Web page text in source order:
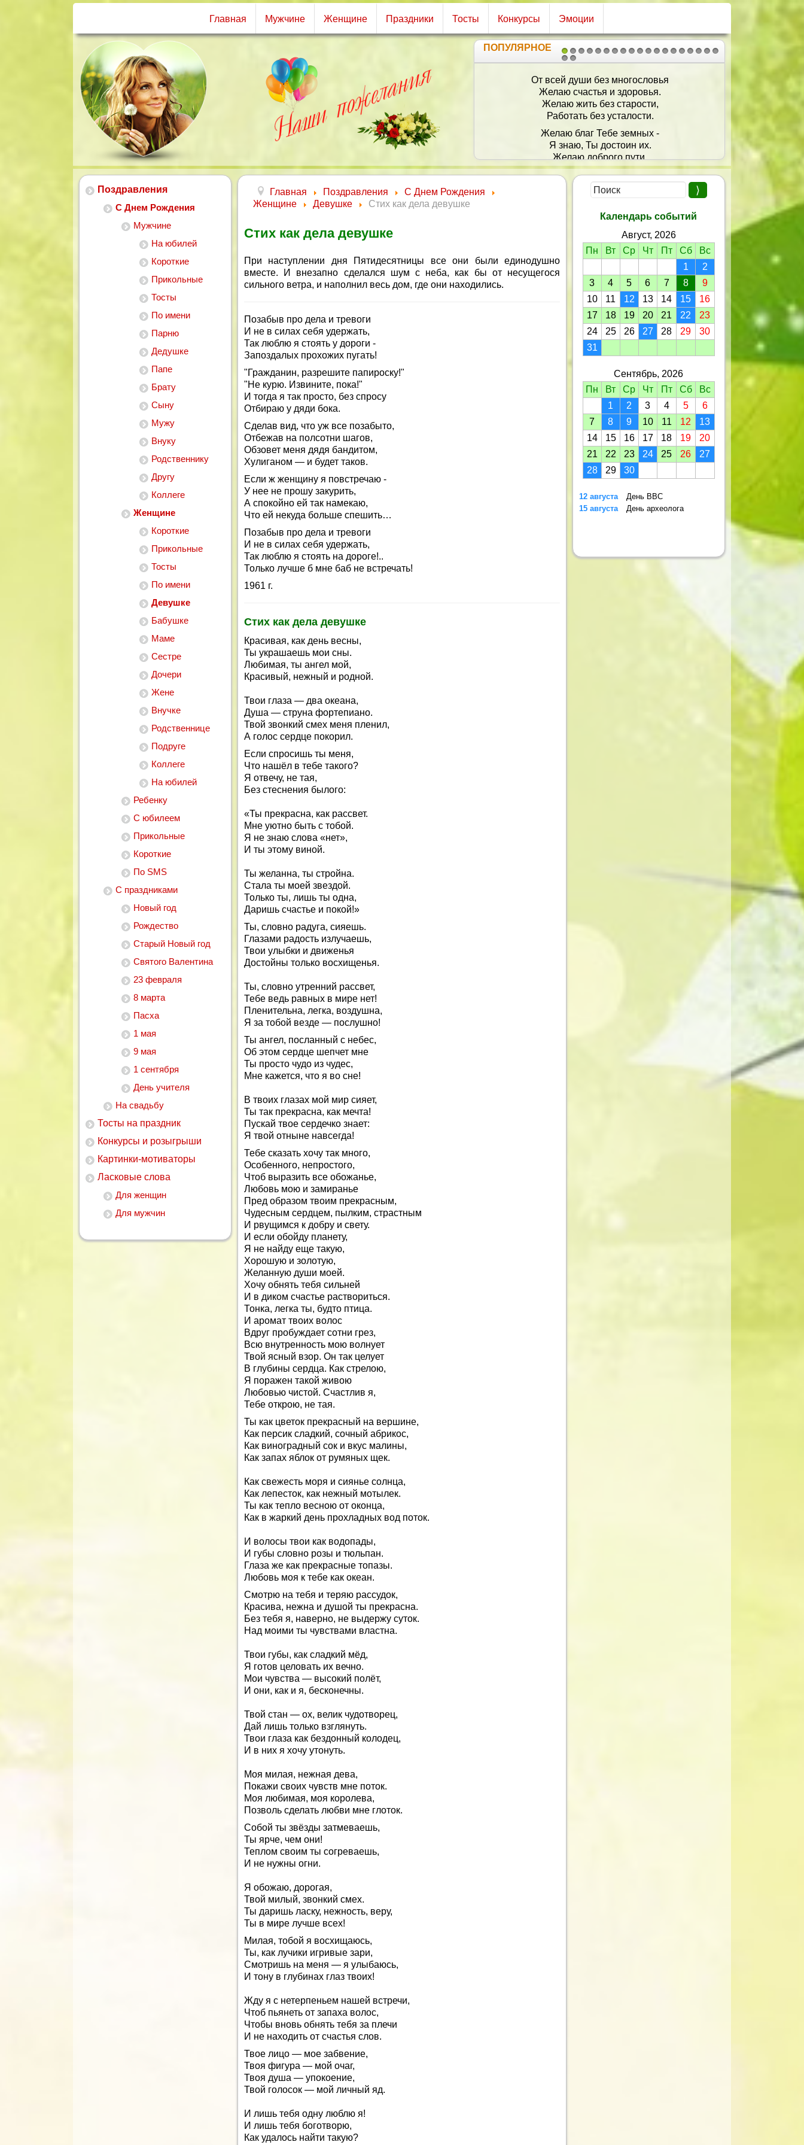
Главная Мужчине Женщине Праздники Тосты Конкурсы Эмоции
1 2
2021
ПОПУЛЯРНОЕ
Будь самой веселой и самой счастливой,
Хорошей и нежной и самой красивой
Будь самой внимательной, самой любимой,
Простой, обаятельной, неповторимой,
И доброй, и строгой, и слабой, и сильной,
Пусть беды уходят с дороги в бессилье.
Пусть сбудется все, что ты хочешь сама.
Любви тебе, веры, надежды, добра!
Поздравления
С Днем Рождения
Мужчине
На юбилей
Короткие
Прикольные
Тосты
По имени
Парню
Дедушке
Папе
Брату
Сыну
Мужу
Внуку
Родственнику
Другу
Коллеге
Женщине
Короткие
Прикольные
Тосты
По имени
Девушке
Бабушке
Маме
Сестре
Дочери
Жене
Внучке
Родственнице
Подруге
Коллеге
На юбилей
Ребенку
С юбилеем
Прикольные
Короткие
По SMS
С праздниками
Новый год
Рождество
Старый Новый год
Святого Валентина
23 февраля
8 марта
Пасха
1 мая
9 мая
1 сентября
День учителя
На свадьбу
Тосты на праздник
Конкурсы и розыгрыши
Картинки-мотиваторы
Ласковые слова
Для женщин
Для мужчин
Главная Поздравления
С Днем Рождения
Женщине
Девушке Стих как дела девушке
Стих как дела девушке
При наступлении дня Пятидесятницы все они были единодушно
вместе. И внезапно сделался шум с неба, как бы от несущегося
сильного ветра, и наполнил весь дом, где они находились.
Позабыв про дела и тревоги
И не в силах себя удержать,
Так люблю я стоять у дороги -
Запоздалых прохожих пугать!
"Гражданин, разрешите папироску!"
"Не курю. Извините, пока!"
И тогда я так просто, без спросу
Отбираю у дяди бока.
Сделав вид, что уж все позабыто,
Отбежав на полсотни шагов,
Обзовет меня дядя бандитом,
Хулиганом — и будет таков.
Если ж женщину я повстречаю -
У нее не прошу закурить,
А спокойно ей так намекаю,
Что ей некуда больше спешить…
Позабыв про дела и тревоги
И не в силах себя удержать,
Так люблю я стоять на дороге!..
Только лучше б мне баб не встречать!
1961 г.
Стих как дела девушке
Красивая, как день весны,
Ты украшаешь мои сны.
Любимая, ты ангел мой,
Красивый, нежный и родной.
Твои глаза — два океана,
Душа — струна фортепиано.
Твой звонкий смех меня пленил,
А голос сердце покорил.
Если спросишь ты меня,
Что нашёл в тебе такого?
Я отвечу, не тая,
Без стеснения былого:
«Ты прекрасна, как рассвет.
Мне уютно быть с тобой.
Я не знаю слова «нет»,
И ты этому виной.
Ты желанна, ты стройна.
Стала ты моей звездой.
Только ты, лишь ты одна,
Даришь счастье и покой!»
Ты, словно радуга, сияешь.
Глазами радость излучаешь,
Твои улыбки и движенья
Достойны только восхищенья.
Ты, словно утренний рассвет,
Тебе ведь равных в мире нет!
Пленительна, легка, воздушна,
Я за тобой везде — послушно!
Ты ангел, посланный с небес,
Об этом сердце шепчет мне
Ты просто чудо из чудес,
Мне кажется, что я во сне!
В твоих глазах мой мир сияет,
Ты так прекрасна, как мечта!
Пускай твое сердечко знает:
Я твой отныне навсегда!
Тебе сказать хочу так много,
Особенного, непростого,
Чтоб выразить все обожанье,
Любовь мою и замиранье
Пред образом твоим прекрасным,
Чудесным сердцем, пылким, страстным
И рвущимся к добру и свету.
И если обойду планету,
Я не найду еще такую,
Хорошую и золотую,
Желанную души моей.
Хочу обнять тебя сильней
И в диком счастье раствориться.
Тонка, легка ты, будто птица.
И аромат твоих волос
Вдруг пробуждает сотни грез,
Всю внутренность мою волнует
Твой ясный взор. Он так целует
В глубины сердца. Как стрелою,
Я поражен такой живою
Любовью чистой. Счастлив я,
Тебе открою, не тая.
Ты как цветок прекрасный на вершине,
Как персик сладкий, сочный абрикос,
Как виноградный сок и вкус малины,
Как запах яблок от румяных щек.
Как свежесть моря и сиянье солнца,
Как лепесток, как нежный мотылек.
Ты как тепло весною от оконца,
Как в жаркий день прохладных вод поток.
И волосы твои как водопады,
И губы словно розы и тюльпан.
Глаза же как прекрасные топазы.
Любовь моя к тебе как океан.
Смотрю на тебя и теряю рассудок,
Красива, нежна и душой ты прекрасна.
Без тебя я, наверно, не выдержу суток.
Над моими ты чувствами властна.
Твои губы, как сладкий мёд,
Я готов целовать их вечно.
Мои чувства — высокий полёт,
И они, как и я, бесконечны.
Твой стан — ох, велик чудотворец,
Дай лишь только взглянуть.
Твои глаза как бездонный колодец,
И в них я хочу утонуть.
Моя милая, нежная дева,
Покажи своих чувств мне поток.
Моя любимая, моя королева,
Позволь сделать любви мне глоток.
Собой ты звёзды затмеваешь,
Ты ярче, чем они!
Теплом своим ты согреваешь,
И не нужны огни.
Я обожаю, дорогая,
Твой милый, звонкий смех.
Ты даришь ласку, нежность, веру,
Ты в мире лучше всех!
Милая, тобой я восхищаюсь,
Ты, как лучики игривые зари,
Смотришь на меня — я улыбаюсь,
И тону в глубинах глаз твоих!
Жду я с нетерпеньем нашей встречи,
Чтоб пьянеть от запаха волос,
Чтобы вновь обнять тебя за плечи
И не находить от счастья слов.
Твое лицо — мое забвение,
Твоя фигура — мой очаг,
Твоя душа — упокоение,
Твой голосок — мой личный яд.
И лишь тебя одну люблю я!
И лишь тебя боготворю,
Как удалось найти такую?
Календарь событий
Август, 2026
Пн
Вт Ср Чт Пт Сб
Вс
1
2
3
4 5 6 7 8
9
10
11 12 13 14 15
16
17
18 19 20 21 22
23
24
25 26 27 28 29
30
31
Сентябрь, 2026
Пн
Вт Ср Чт Пт Сб
Вс
1
2 3 4 5
6
7
8 9 10 11 12
13
14
15 16 17 18 19
20
21
22 23 24 25 26
27
28
29 30
12 августа
День ВВС
15 августа
День археолога